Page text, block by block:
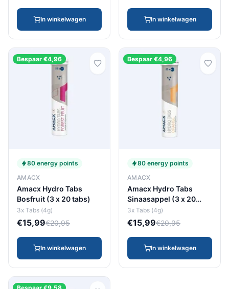
In winkelwagen In winkelwagen
Bespaar €4,96
80 energy points
AMACX
Amacx Hydro Tabs
Bosfruit (3 x 20 tabs)
3x Tabs (4g)
€15,99€20,95
In winkelwagen
Bespaar €4,96
80 energy points
AMACX
Amacx Hydro Tabs
Sinaasappel (3 x 20
tabs)
3x Tabs (4g)
€15,99€20,95
In winkelwagen